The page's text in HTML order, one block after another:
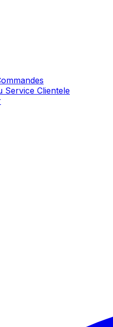
Service Clientele